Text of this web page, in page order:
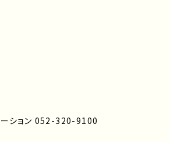
ーション 052-320-9100